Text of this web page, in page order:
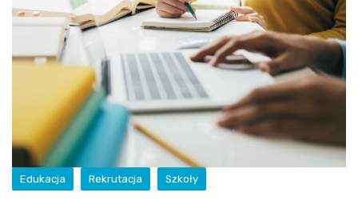
Edukacja Rekrutacja Szkoły